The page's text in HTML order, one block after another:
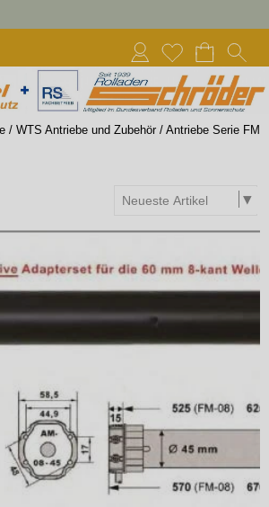
/ WTS Antriebe und Zubehör / Antriebe Serie FM